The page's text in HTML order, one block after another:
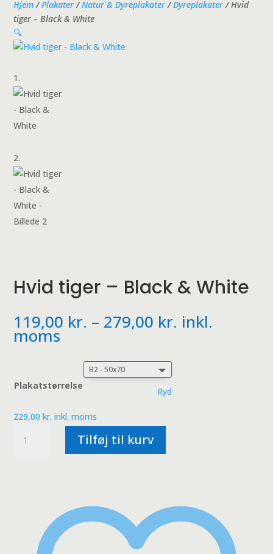
Hjem/Plakater/Natur & Dyreplakater/Dyreplakater/ Hvid
tiger – Black & White
🔍
Hvid tiger – Black & White
119,00 kr. – 279,00 kr. Prisinterval:
119,00 kr.
inkl.
moms
Plakatstørrelse
Ryd
229,00kr. inkl. moms
tiger
Tilføj til kurv